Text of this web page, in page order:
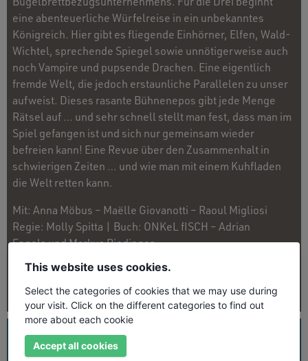
eine abenteuerliche Würfelreise in ein unbekanntes
Königreich. Hier gibt es fliegende Einhörner, Elfen, Wald-
Wichtel, sprechende Spiegel sowie unnötigerweise auch
noch Vampire und pupsende Drachen. Eine eigentlich
fremde Welt, die jedoch erstaunliche Parallelen zu unser
aufweist. Dieses rasante Bühnenepos gibt jede Menge
Rätsel auf … und sehr schnell stellt man fest, dass man im
Spiel gefangen ist und sich nur gemeinsam wieder
befreien kann! Eine Revue über den Zusammenhalt in
schwierigen Zeiten … und wie man mit einem Kuhfladen
die Welt retten kann.
Mit: Anna Möbus – Maëlle Giovanotti – Raoul Migliosi
Regie: Molly Spitta | Buch: ONKeL fISCH – Adrian
Engels und Markus Riedinger
EINE PRODUKTION AUS DEM HAUS DER SPRINGMAUS
UNSER PROGRAMM
Künstler suchen
This website uses cookies.
Select the categories of cookies that we may use during
your visit. Click on the different categories to find out
more about each cookie
Accept all cookies